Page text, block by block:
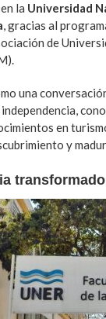
la Universidad
, gracias al
de
una
en
y